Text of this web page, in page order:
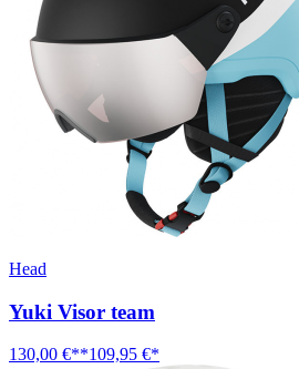
Head
Yuki Visor team
130,00 €**109,95 €*